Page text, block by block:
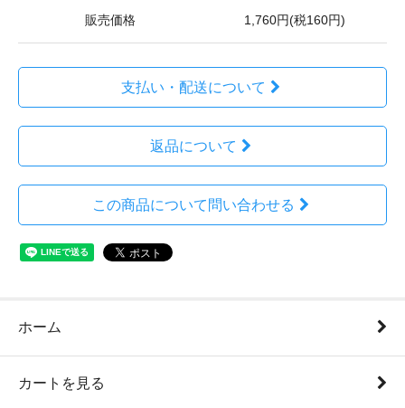
販売価格 1,760円(税160円)
支払い・配送について
返品について
この商品について問い合わせる
ホーム
カートを見る